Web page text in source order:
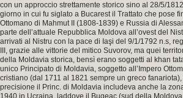
con un approccio strettamente storico sino al 28/5/
giorno in cui fu siglato a Bucarest il Trattato che pose
Ottomano di Mahmut II (1808-1839) e Russia di
parte dell’attuale Repubblica Moldova all’ovest del
arrivati al Nistru con la pace di Iaşi del 9/1/1792 n.s,
III, grazie alle vittorie del mitico Suvorov, ma quei
della Moldavia storica, bensì erano soggetti al khan
unico Principato di Moldavia, soggetto all’Impero
cristiano (dal 1711 al 1821 sempre un greco
precisione il Princ. di Moldavia includeva anche la
1940 in Ucraina, laddove il Bugeac (sud della